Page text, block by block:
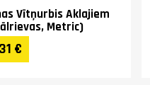
Vītņurbis Aklajiem
Metric)
€